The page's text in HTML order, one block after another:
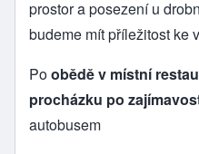
prostor a posezení u
budeme mít příležitost ke
Poobědě v místní
procházku po
autobusem